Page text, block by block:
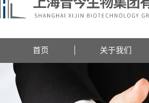
首页 关于我们